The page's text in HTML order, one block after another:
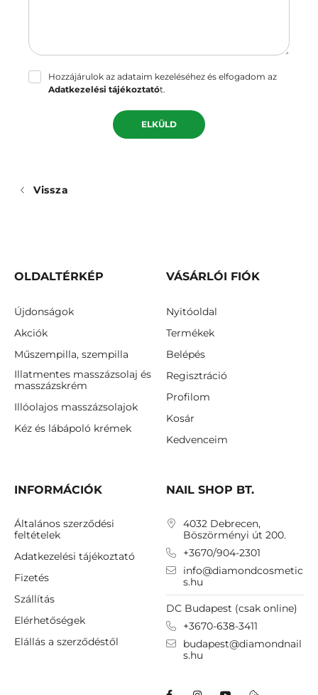
Hozzájárulok az adataim kezeléséhez és elfogadom az
Adatkezelési tájékoztatót.
ELKÜLD
Vissza
OLDALTÉRKÉP
Újdonságok
Akciók
Műszempilla, szempilla
Illatmentes masszázsolaj és
masszázskrém
Illóolajos masszázsolajok
Kéz és lábápoló krémek
VÁSÁRLÓI FIÓK
Nyitóoldal
Termékek
Belépés
Regisztráció
Profilom
Kosár
Kedvenceim
INFORMÁCIÓK
Általános szerződési
feltételek
Adatkezelési tájékoztató
Fizetés
Szállítás
Elérhetőségek
Elállás a szerződéstől
NAIL SHOP BT.
4032 Debrecen,
Böszörményi út 200.
+3670/904-2301
info@diamondcosmetic
s.hu
DC Budapest (csak online)
+3670-638-3411
budapest@diamondnail
s.hu